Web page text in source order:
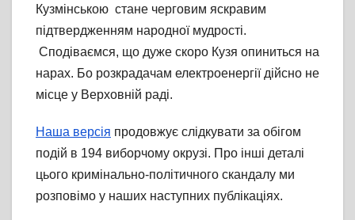
Кузмінською стане черговим яскравим
підтвердженням народної мудрості.
Сподіваємся, що дуже скоро Кузя опиниться на
нарах. Бо розкрадачам електроенергії дійсно не
місце у Верховній раді.
Наша версія продовжує слідкувати за обігом
подій в 194 виборчому окрузі. Про інші деталі
цього кримінально-політичного скандалу ми
розповімо у наших наступних публікаціях.